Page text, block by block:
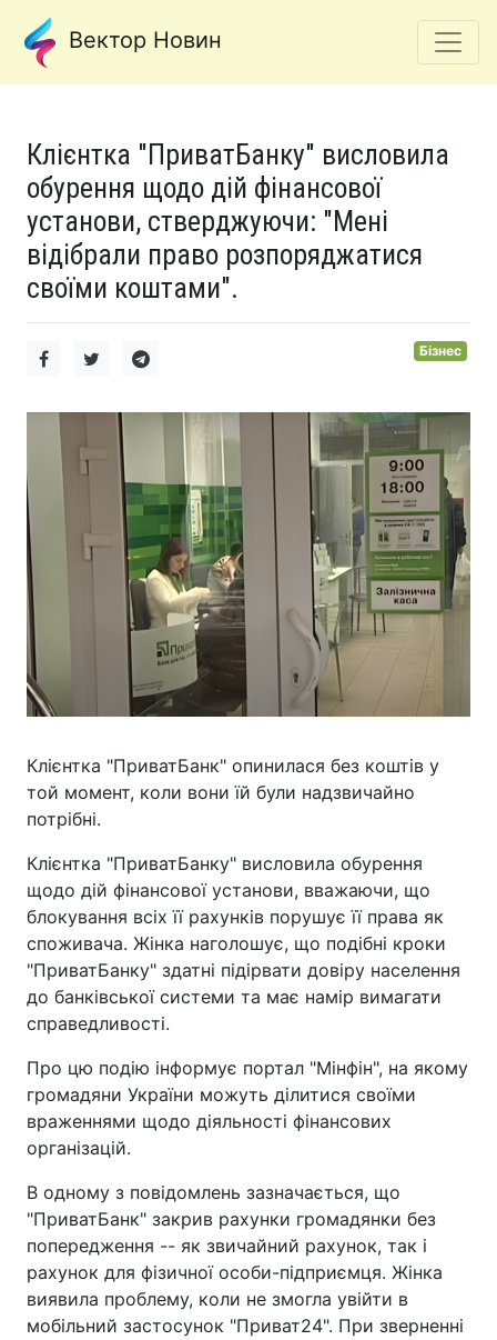
Вектор Новин
Клієнтка "ПриватБанку" висловила
обурення щодо дій фінансової
установи, стверджуючи: "Мені
відібрали право розпоряджатися
своїми коштами".
Бізнес
Клієнтка "ПриватБанк" опинилася без коштів у
той момент, коли вони їй були надзвичайно
потрібні.
Клієнтка "ПриватБанку" висловила обурення
щодо дій фінансової установи, вважаючи, що
блокування всіх її рахунків порушує її права як
споживача. Жінка наголошує, що подібні кроки
"ПриватБанку" здатні підірвати довіру населення
до банківської системи та має намір вимагати
справедливості.
Про цю подію інформує портал "Мінфін", на якому
громадяни України можуть ділитися своїми
враженнями щодо діяльності фінансових
організацій.
В одному з повідомлень зазначається, що
"ПриватБанк" закрив рахунки громадянки без
попередження -- як звичайний рахунок, так і
рахунок для фізичної особи-підприємця. Жінка
виявила проблему, коли не змогла увійти в
мобільний застосунок "Приват24". При зверненні